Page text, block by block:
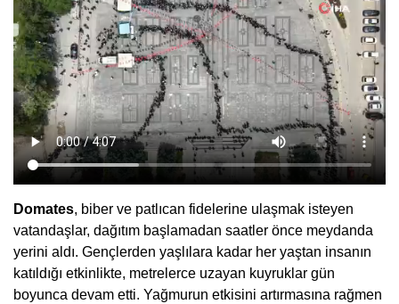
Domates, biber ve patlıcan fidelerine ulaşmak isteyen
vatandaşlar, dağıtım başlamadan saatler önce meydanda
yerini aldı. Gençlerden yaşlılara kadar her yaştan insanın
katıldığı etkinlikte, metrelerce uzayan kuyruklar gün
boyunca devam etti. Yağmurun etkisini artırmasına rağmen